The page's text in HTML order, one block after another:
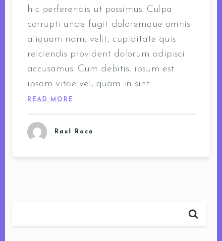
hic perferendis ut possimus. Culpa
corrupti unde fugit doloremque omnis
aliquam nam, velit, cupiditate quis
reiciendis provident dolorum adipisci
accusamus. Cum debitis, ipsum est
ipsam vitae vel, quam in sint…
READ MORE
Raul Roca